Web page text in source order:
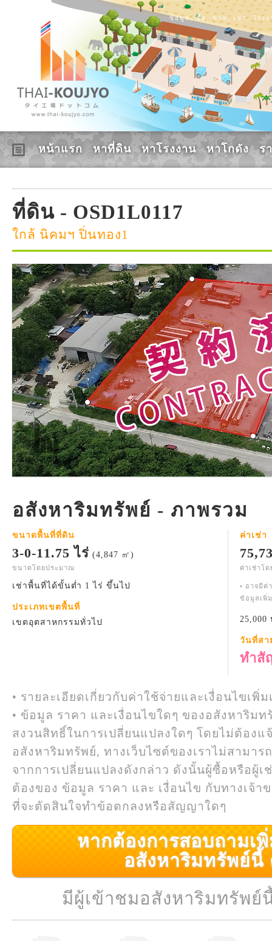
ข้อมูล, ซื้อ, ขาย, เช่า, โรง
หน้าแรก หาที่ดิน หาโรงงาน หาโกดัง ร
ที่ดิน - OSD1L0117
ใกล้ นิคมฯ ปิ่นทอง1
อสังหาริมทรัพย์ - ภาพรวม
ขนาดพื้นที่ที่ดิน
3-0-11.75 ไร่ (4,847 ㎡)
ขนาดโดยประมาณ
เช่าพื้นที่ได้ขั้นต่ำ 1 ไร่ ขึ้นไป
ประเภทเขตพื้นที่
เขตอุตสาหกรรมทั่วไป
ค่าเช่า
ค่าเช่าโ
• อาจมีค่
ข้อมูลเพิ่
25,000
วันที่สา
ทำสั
• รายละเอียดเกี่ยวกับค่าใช้จ่ายและเงื่อนไขเ
• ข้อมูล ราคา และเงื่อนไขใดๆ ของอสังหาริม
สงวนสิทธิ์ในการเปลี่ยนแปลงใดๆ โดยไม่ต้องแ
อสังหาริมทรัพย์, ทางเว็บไซต์ของเราไม่สามา
จากการเปลี่ยนแปลงดังกล่าว ดังนั้นผู้ซื้อหรือผู้
ต้องของ ข้อมูล ราคา และ เงื่อนไข กับทางเจ้
ที่จะตัดสินใจทำข้อตกลงหรือสัญญาใดๆ
หากต้องการสอบถามเ
อสังหาริมทรัพย์นี้
มีผู้เข้าชมอสังหาริมทรัพย์